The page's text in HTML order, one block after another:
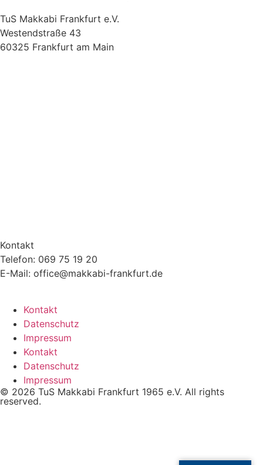
TuS Makkabi Frankfurt e.V.
Westendstraße 43
60325 Frankfurt am Main
Kontakt
Telefon: 069 75 19 20
E-Mail: office@makkabi-frankfurt.de
Kontakt
Datenschutz
Impressum
Kontakt
Datenschutz
Impressum
© 2026 TuS Makkabi Frankfurt 1965 e.V. All rights
reserved.